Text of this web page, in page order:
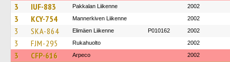
3 IUF-883 Pakkalan Liikenne 2002
3 KCY-754 Mannerkiven Liikenne 2002
3 SKA-864 Elimäen Liikenne P010162 2002
3 FJM-295 Rukahuolto 2002
3 CFP-616 Arpeco 2002